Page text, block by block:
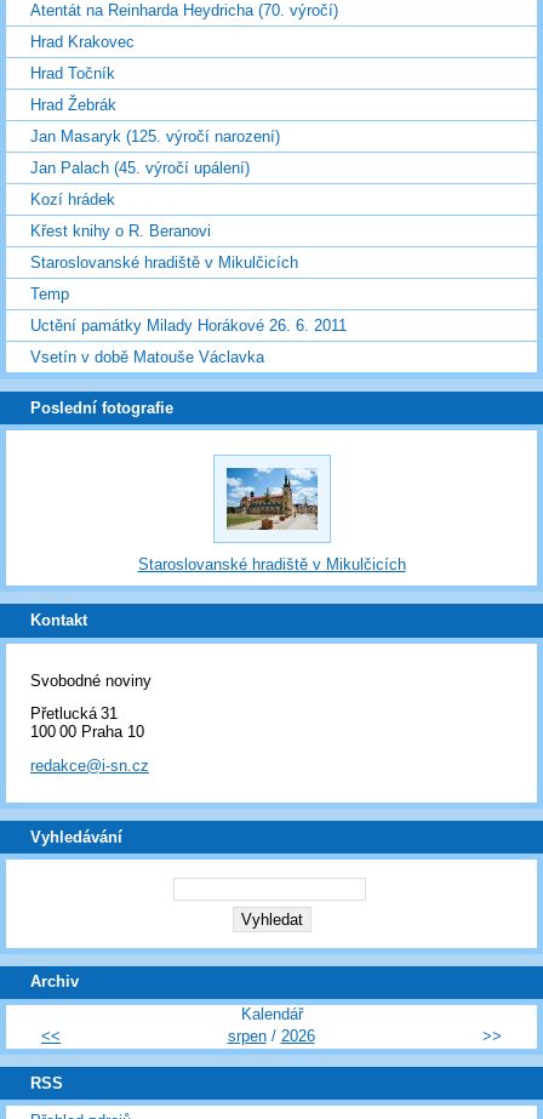
Atentát na Reinharda Heydricha (70. výročí)
Hrad Krakovec
Hrad Točník
Hrad Žebrák
Jan Masaryk (125. výročí narození)
Jan Palach (45. výročí upálení)
Kozí hrádek
Křest knihy o R. Beranovi
Staroslovanské hradiště v Mikulčicích
Temp
Uctění památky Milady Horákové 26. 6. 2011
Vsetín v době Matouše Václavka
Poslední fotografie
Staroslovanské hradiště v Mikulčicích
Kontakt
Svobodné noviny
Přetlucká 31
100 00 Praha 10
redakce@i-sn.cz
Vyhledávání
Archiv
Kalendář
<<
srpen/ 2026 >>
RSS